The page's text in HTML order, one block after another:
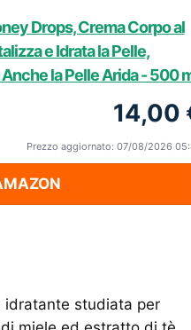
Drops, Crema Corpo al
e Idrata la Pelle,
la Pelle Arida - 500
14,00
Prezzo aggiornato: 07/08/2026
idratante studiata per